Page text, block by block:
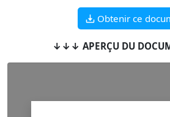
Obtenir ce
↓↓↓ APERÇU DU